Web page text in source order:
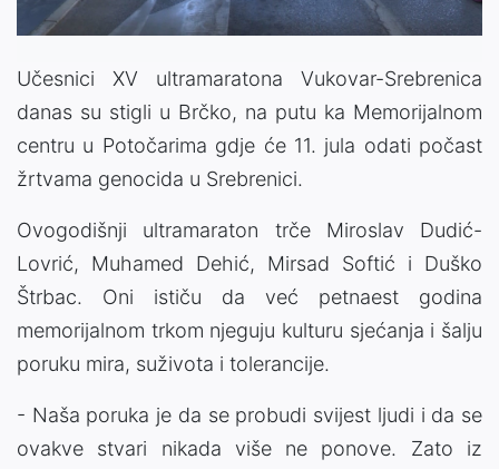
Učesnici XV ultramaratona Vukovar-Srebrenica
danas su stigli u Brčko, na putu ka Memorijalnom
centru u Potočarima gdje će 11. jula odati počast
žrtvama genocida u Srebrenici.
Ovogodišnji ultramaraton trče Miroslav Dudić-
Lovrić, Muhamed Dehić, Mirsad Softić i Duško
Štrbac. Oni ističu da već petnaest godina
memorijalnom trkom njeguju kulturu sjećanja i šalju
poruku mira, suživota i tolerancije.
- Naša poruka je da se probudi svijest ljudi i da se
ovakve stvari nikada više ne ponove. Zato iz